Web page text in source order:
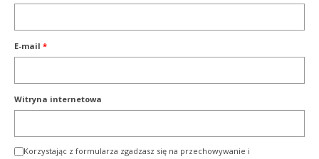
E-mail *
Witryna internetowa
Korzystając z formularza zgadzasz się na przechowywanie i